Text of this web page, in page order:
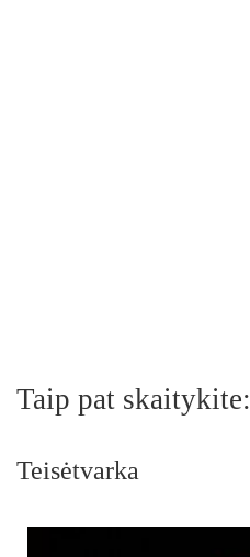
Taip pat skaitykite:
Teisėtvarka